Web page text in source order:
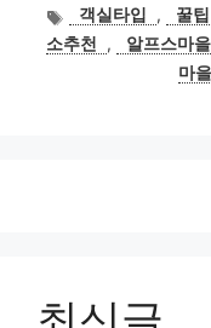
태
그
객실타입 , 꿀팁
소추천
, 알프스마을
마